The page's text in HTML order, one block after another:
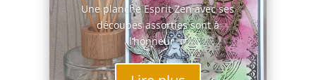
Une planche Esprit Zen avec ses
découpes assorties sont à
l’honneur 🔽